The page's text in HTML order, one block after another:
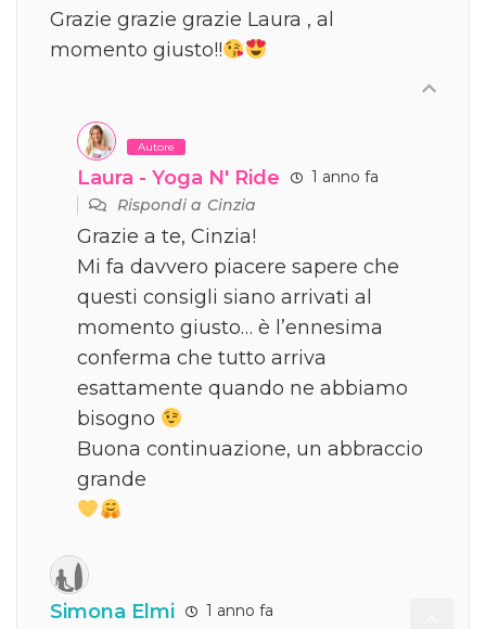
Grazie grazie grazie Laura , al
momento giusto!!
Autore
Laura - Yoga N' Ride
1 anno fa
Rispondi aCinzia
Grazie a te, Cinzia!
Mi fa davvero piacere sapere che
questi consigli siano arrivati al
momento giusto… è l’ennesima
conferma che tutto arriva
esattamente quando ne abbiamo
bisogno
Buona continuazione, un abbraccio
grande
Simona Elmi 1 anno fa